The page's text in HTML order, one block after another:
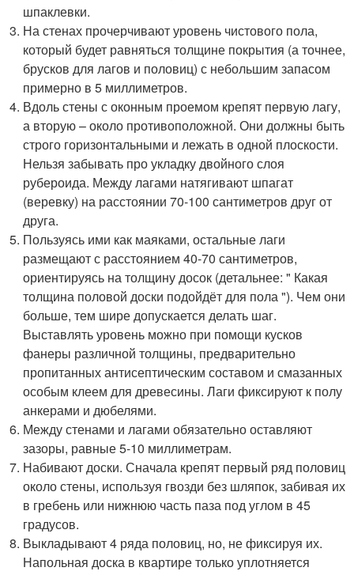
шпаклевки.
На стенах прочерчивают уровень чистового пола,
который будет равняться толщине покрытия (а точнее,
брусков для лагов и половиц) с небольшим запасом
примерно в 5 миллиметров.
Вдоль стены с оконным проемом крепят первую лагу,
а вторую – около противоположной. Они должны быть
строго горизонтальными и лежать в одной плоскости.
Нельзя забывать про укладку двойного слоя
рубероида. Между лагами натягивают шпагат
(веревку) на расстоянии 70-100 сантиметров друг от
друга.
Пользуясь ими как маяками, остальные лаги
размещают с расстоянием 40-70 сантиметров,
ориентируясь на толщину досок (детальнее: " Какая
толщина половой доски подойдёт для пола "). Чем они
больше, тем шире допускается делать шаг.
Выставлять уровень можно при помощи кусков
фанеры различной толщины, предварительно
пропитанных антисептическим составом и смазанных
особым клеем для древесины. Лаги фиксируют к полу
анкерами и дюбелями.
Между стенами и лагами обязательно оставляют
зазоры, равные 5-10 миллиметрам.
Набивают доски. Сначала крепят первый ряд половиц
около стены, используя гвозди без шляпок, забивая их
в гребень или нижнюю часть паза под углом в 45
градусов.
Выкладывают 4 ряда половиц, но, не фиксируя их.
Напольная доска в квартире только уплотняется